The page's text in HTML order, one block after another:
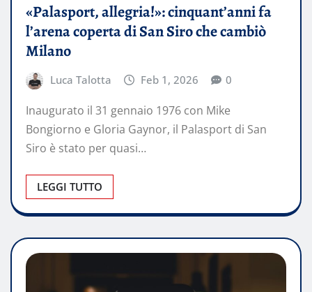
«Palasport, allegria!»: cinquant’anni fa
l’arena coperta di San Siro che cambiò
Milano
Luca Talotta Feb 1, 2026 0
Inaugurato il 31 gennaio 1976 con Mike
Bongiorno e Gloria Gaynor, il Palasport di San
Siro è stato per quasi…
LEGGI TUTTO